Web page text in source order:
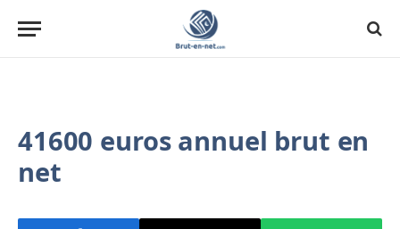
41600 euros annuel brut en
net